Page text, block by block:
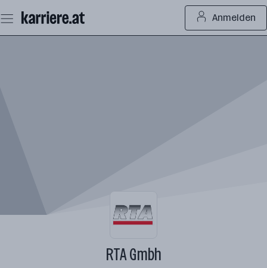
Seiteninhalt
springen
Anmelden
RTA Gmbh